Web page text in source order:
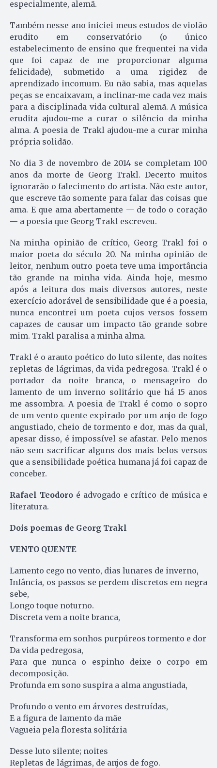
especialmente, alemã.
Também nesse ano iniciei meus estudos de violão
erudito em conservatório (o único
estabelecimento de ensino que frequentei na vida
que foi capaz de me proporcionar alguma
felicidade), submetido a uma rigidez de
aprendizado incomum. Eu não sabia, mas aquelas
peças se encaixavam, a inclinar-me cada vez mais
para a disciplinada vida cultural alemã. A música
erudita ajudou-me a curar o silêncio da minha
alma. A poesia de Trakl ajudou-me a curar minha
própria solidão.
No dia 3 de novembro de 2014 se completam 100
anos da morte de Georg Trakl. De­certo muitos
ignorarão o falecimento do artista. Não este autor,
que escreve tão so­mente para falar das coisas que
ama. E que ama abertamente — de todo o coração
— a poesia que Georg Trakl escreveu.
Na minha opinião de crítico, Georg Trakl foi o
maior poeta do século 20. Na minha opinião de
leitor, nenhum outro poeta teve uma importância
tão grande na minha vida. Ainda hoje, mesmo
após a leitura dos mais diversos autores, neste
exercício adorável de sensibilidade que é a poesia,
nunca encontrei um poeta cujos versos fossem
capazes de causar um impacto tão grande sobre
mim. Trakl paralisa a minha alma.
Trakl é o arauto poético do luto silente, das noites
repletas de lágrimas, da vida pedregosa. Trakl é o
portador da noite branca, o mensageiro do
lamento de um inverno solitário que há 15 anos
me assombra. A poesia de Trakl é como o sopro
de um vento quente expirado por um anjo de fogo
angustiado, cheio de tormento e dor, mas da qual,
apesar disso, é impossível se afastar. Pelo menos
não sem sacrificar alguns dos mais belos versos
que a sensibilidade poética humana já foi capaz de
conceber.
Rafael Teodoroé advogado e crítico de música e
literatura.
Dois poemas de Georg Trakl
VENTO QUENTE
Lamento cego no vento, dias lunares de inverno,
Infância, os passos se perdem discretos em negra
sebe,
Longo toque noturno.
Discreta vem a noite branca,
Transforma em sonhos purpúreos tormento e dor
Da vida pedregosa,
Para que nunca o espinho deixe o corpo em
decomposição.
Profunda em sono suspira a alma angustiada,
Profundo o vento em árvores destruídas,
E a figura de lamento da mãe
Vagueia pela floresta solitária
Desse luto silente; noites
Repletas de lágrimas, de anjos de fogo.